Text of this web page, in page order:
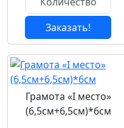
Заказать!
Грамота «I место»
(6,5см+6,5см)*6см